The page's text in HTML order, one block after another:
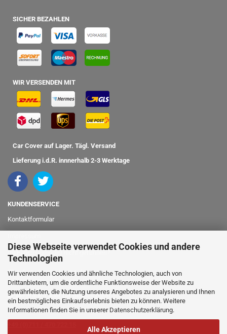
Diese Webseite verwendet Cookies und andere
Technologien
Wir verwenden Cookies und ähnliche Technologien, auch von
Drittanbietern, um die ordentliche Funktionsweise der Website zu
gewährleisten, die Nutzung unseres Angebotes zu analysieren und Ihnen
ein bestmögliches Einkaufserlebnis bieten zu können. Weitere
Informationen finden Sie in unserer Datenschutzerklärung.
Alle Akzeptieren
SICHER BEZAHLEN
WIR VERSENDEN MIT
Car Cover auf Lager. Tägl. Versand
Lieferung i.d.R. innnerhalb 2-3 Werktage
KUNDENSERVICE
Kontaktformular
Ihr Fahrzeugmodell nicht gefunden?
info@classicshop24.de
bei Fragen oder für Bestellungen
rufen Sie einfach an: